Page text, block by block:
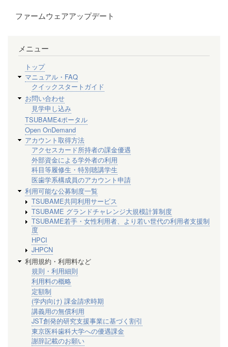
ファームウェアアップデート
メニュー
トップ
マニュアル・FAQ
クイックスタートガイド
お問い合わせ
見学申し込み
TSUBAME4ポータル
Open OnDemand
アカウント取得方法
アクセスカード所持者の課金優遇
外部資金による学外者の利用
科目等履修生・特別聴講学生
医歯学系構成員のアカウント申請
利用可能な公募制度一覧
TSUBAME共同利用サービス
TSUBAME グランドチャレンジ大規模計算制度
TSUBAME若手・女性利用者、より若い世代の利用者支援制
度
HPCI
JHPCN
利用規約・利用料など
規則・利用細則
利用料の概略
定額制
(学内向け) 課金請求時期
講義用の無償利用
JST創発的研究支援事業に基づく割引
東京医科歯科大学への優遇課金
謝辞記載のお願い